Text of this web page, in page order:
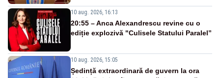
10 aug. 2026, 16:13
20:55 – Anca Alexandrescu revine cu o
ediție explozivă "Culisele Statului Paralel”
10 aug. 2026, 15:05
Ședință extraordinară de guvern la ora